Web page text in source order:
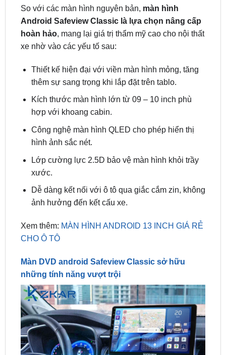
hoàn hảo, mang lại giá trị thẩm mỹ cao cho nội thất
xe nhờ vào các yếu tố sau:
Thiết kế hiện đại với viền màn hình mỏng, tăng
Kích thước màn hình lớn từ 09 – 10 inch phù
hợp với khoang cabin.
Công nghệ màn hình QLED cho phép hiển thị
hình ảnh sắc nét.
Lớp cường lực 2.5D bảo vệ màn hình khỏi trầy
xước.
Dễ dàng kết nối với ô tô qua giắc cắm zin, không
ảnh hưởng đến kết cấu xe.
Xem thêm:MÀN HÌNH ANDROID 13 INCH GIÁ RẺ
Màn DVD android Safeview Classic sở hữu